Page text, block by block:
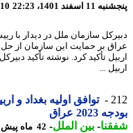
1401، 22:23
سازمان ملل در دیدار با رییس
بر حمایت این سازمان از حل
تأکید کرد. نوشته تأکید دبیرکل
...
توافق اولیه بغداد و اربیل
عراق
-بین الملل-